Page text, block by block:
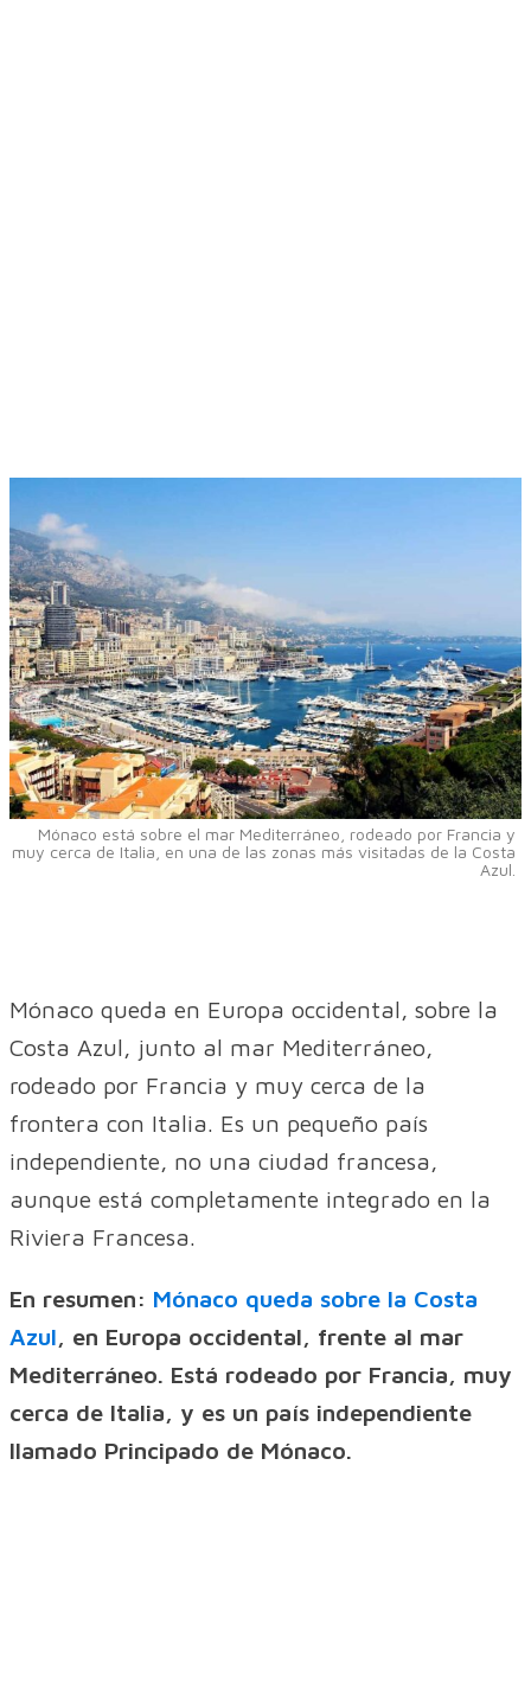
Mónaco está sobre el mar Mediterráneo, rodeado por Francia y
muy cerca de Italia, en una de las zonas más visitadas de la Costa
Azul.
Mónaco queda en Europa occidental, sobre la
Costa Azul, junto al mar Mediterráneo,
rodeado por Francia y muy cerca de la
frontera con Italia. Es un pequeño país
independiente, no una ciudad francesa,
aunque está completamente integrado en la
Riviera Francesa.
En resumen: Mónaco queda sobre la Costa
Azul, en Europa occidental, frente al mar
Mediterráneo. Está rodeado por Francia, muy
cerca de Italia, y es un país independiente
llamado Principado de Mónaco.